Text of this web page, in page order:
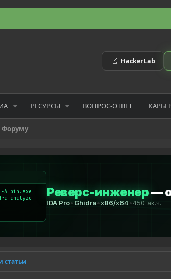
🔬 HackerLab
РЕСУРСЫ ВОПРОС-ОТВЕТ
Форуму
статьи